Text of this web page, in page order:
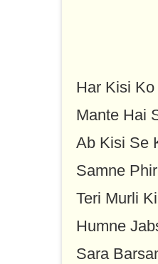
Har Kisi Ko
Mante Hai
Ab Kisi Se
Samne
Teri Murli
Humne
Sara